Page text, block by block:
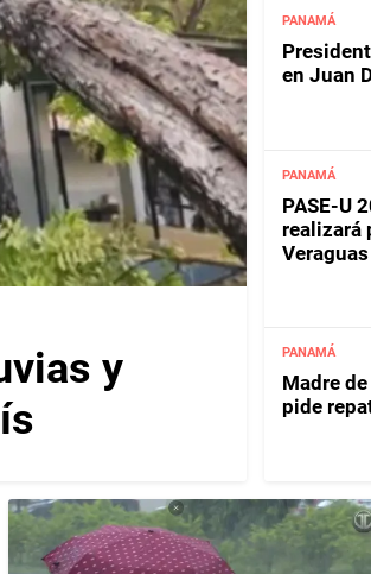
y
PANAMÁ
en Juan
PANAMÁ
PASE-U
realizará
Veraguas
PANAMÁ
Madre
pide